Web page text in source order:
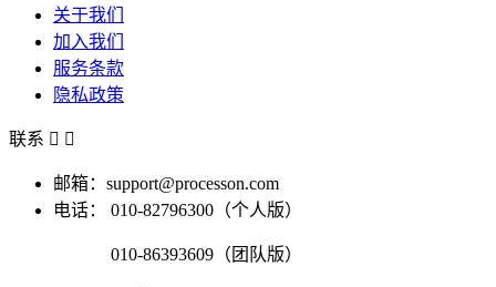
关于我们
加入我们
服务条款
隐私政策
联系  
邮箱：support@processon.com
电话：
010-82796300（个人版）
010-86393609（团队版）